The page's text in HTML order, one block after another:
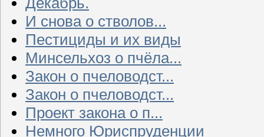
И снова о стволов...
Пестициды и их виды
Минсельхоз о пчёла...
Закон о пчеловодст...
Закон о пчеловодст...
Проект закона о п...
Немного Юриспруденции